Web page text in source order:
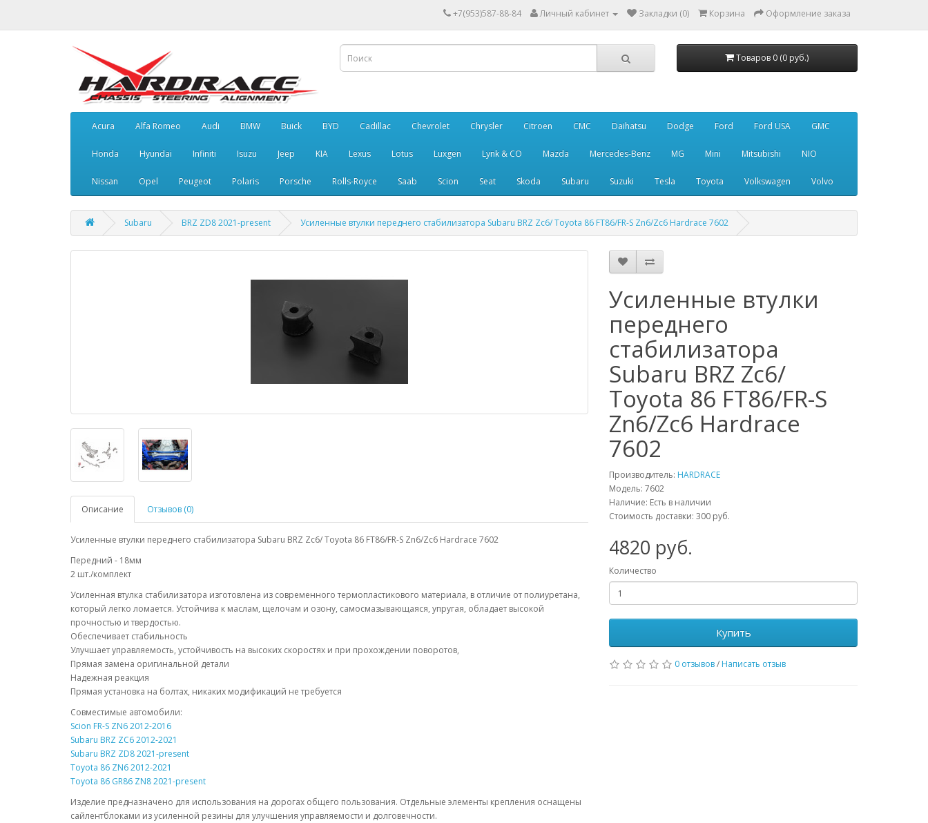
+7(953)587-88-84 Личный кабинет Закладки (0) Корзина Оформление заказа
Товаров 0 (0 руб.)
Acura Alfa Romeo Audi BMW Buick BYD Cadillac Chevrolet Chrysler Citroen CMC Daihatsu Dodge Ford Ford USA GMC
Honda Hyundai Infiniti Isuzu Jeep KIA Lexus Lotus Luxgen Lynk & CO Mazda Mercedes-Benz MG Mini Mitsubishi NIO
Nissan Opel Peugeot Polaris Porsche Rolls-Royce Saab Scion Seat Skoda Subaru Suzuki Tesla Toyota Volkswagen Volvo
Subaru BRZ ZD8 2021-present Усиленные втулки переднего стабилизатора Subaru BRZ Zc6/ Toyota 86 FT86/FR-S Zn6/Zc6 Hardrace 7602
Описание Отзывов (0)
Усиленные втулки переднего стабилизатора Subaru BRZ Zc6/ Toyota 86 FT86/FR-S Zn6/Zc6 Hardrace 7602
Передний - 18мм
2 шт./комплект
Усиленная втулка стабилизатора изготовлена из современного термопластикового материала, в отличие от полиуретана,
который легко ломается. Устойчива к маслам, щелочам и озону, самосмазывающаяся, упругая, обладает высокой
прочностью и твердостью.
Обеспечивает стабильность
Улучшает управляемость, устойчивость на высоких скоростях и при прохождении поворотов,
Прямая замена оригинальной детали
Надежная реакция
Прямая установка на болтах, никаких модификаций не требуется
Совместимые автомобили:
Scion FR-S ZN6 2012-2016
Subaru BRZ ZC6 2012-2021
Subaru BRZ ZD8 2021-present
Toyota 86 ZN6 2012-2021
Toyota 86 GR86 ZN8 2021-present
Изделие предназначено для использования на дорогах общего пользования. Отдельные элементы крепления оснащены
сайлентблоками из усиленной резины для улучшения управляемости и долговечности.
Усиленные втулки
переднего
стабилизатора
Subaru BRZ Zc6/
Toyota 86 FT86/FR-S
Zn6/Zc6 Hardrace
7602
Производитель: HARDRACE
Модель: 7602
Наличие: Есть в наличии
Стоимость доставки: 300 руб.
4820 руб.
Количество
Купить
0 отзывов/ Написать отзыв